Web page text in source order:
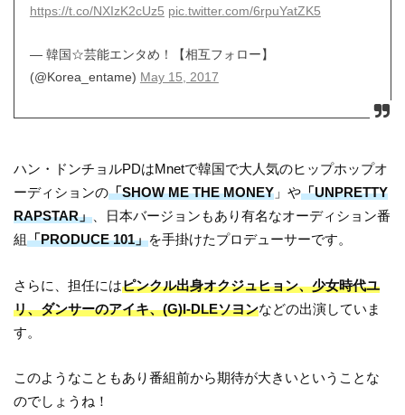
https://t.co/NXIzK2cUz5 pic.twitter.com/6rpuYatZK5
— 韓国☆芸能エンタめ！【相互フォロー】
(@Korea_entame) May 15, 2017
ハン・ドンチョルPDはMnetで韓国で大人気のヒップホップオ
ーディションの「SHOW ME THE MONEY 」や「UNPRETTY
RAPSTAR」 、日本バージョンもあり有名なオーディション番
組「PRODUCE 101」を手掛けたプロデューサーです。
さらに、担任にはピンクル出身オクジュヒョン、少女時代ユ
リ、ダンサーのアイキ、(G)I-DLEソヨンなどの出演していま
す。
このようなこともあり番組前から期待が大きいということな
のでしょうね！